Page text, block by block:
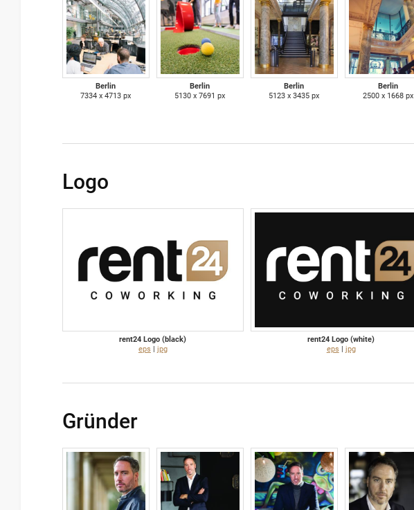
Berlin
7334 x 4713 px
Berlin
5130 x 7691 px
Berlin
5123 x 3435 px
Berlin
2500 x 1668 px
Logo
rent24 Logo (black)
eps
jpg
rent24 Logo (white)
eps
jpg
Gründer